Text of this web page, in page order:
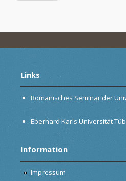
Links
Romanisches Seminar der
Eberhard Karls Universität
Information
Impressum